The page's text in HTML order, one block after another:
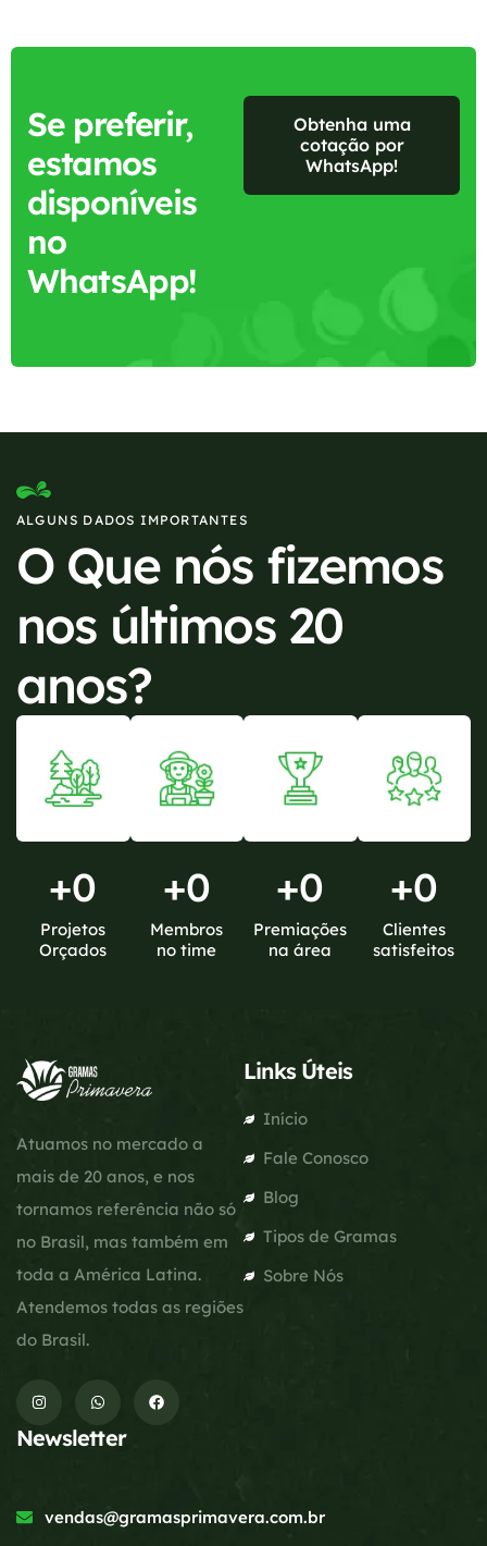
Se preferir,
estamos
disponíveis
no
WhatsApp!
Obtenha uma
cotação por
WhatsApp!
ALGUNS DADOS IMPORTANTES
O Que nós fizemos
nos últimos 20
anos?
+0
Projetos
Orçados
+0
Membros
no time
+0
Premiações
na área
+0
Clientes
satisfeitos
Atuamos no mercado a
mais de 20 anos, e nos
tornamos referência não só
no Brasil, mas também em
toda a América Latina.
Atendemos todas as regiões
do Brasil.
Links Úteis
Início
Fale Conosco
Blog
Tipos de Gramas
Sobre Nós
Newsletter
vendas@gramasprimavera.com.br